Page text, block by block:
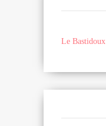
Le Bastidoux